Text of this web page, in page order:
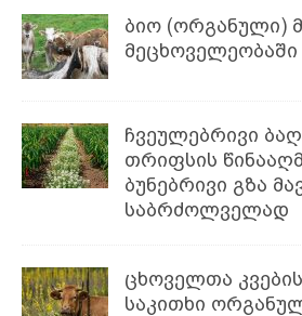
ბიო (ორგანული)
მეცხოველეობაში
ჩვეულებრივი
თრიფსის
ბუნებრივი გზა
საბრძოლველად
ცხოველთა
საკითხი